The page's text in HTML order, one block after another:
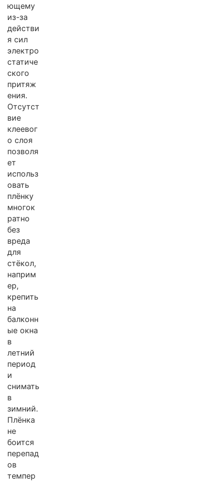
ющему
из-за
действи
я сил
электро
статиче
ского
притяж
ения.
Отсутст
вие
клеевог
о слоя
позволя
ет
использ
овать
плёнку
многок
ратно
без
вреда
для
стёкол,
наприм
ер,
крепить
на
балконн
ые окна
в
летний
период
и
снимать
в
зимний.
Плёнка
не
боится
перепад
ов
темпер